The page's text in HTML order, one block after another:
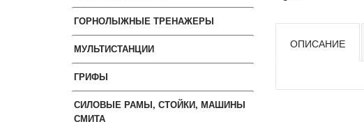
ГОРНОЛЫЖНЫЕ ТРЕНАЖЕРЫ
МУЛЬТИСТАНЦИИ
ГРИФЫ
СИЛОВЫЕ РАМЫ, СТОЙКИ, МАШИНЫ
СМИТА
ОПИСАНИЕ